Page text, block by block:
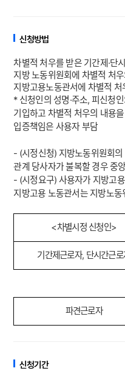
신청방법
차별적 처우를 받은 기간제·단
지방 노동위원회에 차별적 처
지방고용노동관서에 차별적
* 신청인의 성명·주소, 피신청
기입하고 차별적 처우의 내용
입증책임은 사용자 부담
- (시정신청) 지방노동위원회
관계 당사자가 불복할 경우 중
- (시정요구) 사용자가 지방고
지방고용 노동관서는 지방노
<차별시정 신청인>
기간제근로자, 단시간근로
파견근로자
신청기간